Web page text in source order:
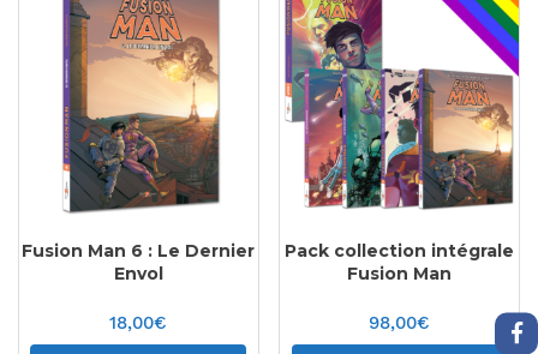
Fusion Man 6 : Le Dernier
Envol
18,00€
Pack collection intégrale
Fusion Man
98,00€